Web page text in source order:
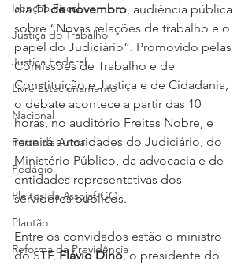
Isenção Fiscal
Justiça do Trabalho
Justiça Federal
Livre Estacionamento
Nacional
Porte de Arma
Pedágio
Pleitos da Assojaf-GO
Plantão
Reforma da Previdência
dia 11 de novembro , audiência pública
sobre “Novas relações de trabalho e o
papel do Judiciário”. Promovido pelas
Comissões de Trabalho e de
Constituição e Justiça e de Cidadania,
o debate acontece a partir das 10
horas, no auditório Freitas Nobre, e
reunirá autoridades do Judiciário, do
Ministério Público, da advocacia e de
entidades representativas dos
servidores públicos.
Entre os convidados estão o ministro
do STF, Flávio Dino, o presidente do